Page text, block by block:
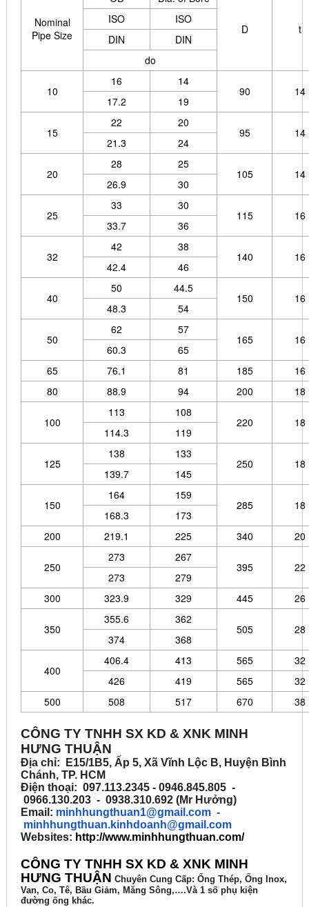
Nominal
Pipe Size
D t
ISO
ISO
DIN
DIN
do
10
16 14
90 14
17.2 19
15
22 20
95 14
21.3 24
20
28 25
105 14
26.9 30
25
33 30
115 16
33.7 36
32
42 38
140 16
42.4 46
40
50 44.5
150 16
48.3 54
50
62 57
165 16
60.3
65
65
76.1 81 185
16
80
88.9 94 200 18
100
113 108
220 18
114.3 119
125
138 133
250 18
139.7 145
150
164 159
285 18
168.3
173
200
219.1 225 340 20
250
273 267
395 22
273
279
300
323.9 329 445 26
350
355.6 362
505 28
374 368
400
406.4 413 565
32
426
419 565
32
500
508 517 670 38
CÔNG TY TNHH SX KD & XNK MINH
HƯNG THUẬN
Địa chỉ: E15/1B5, Ấp 5, Xã Vĩnh Lộc B, Huyện Bình
Chánh, TP. HCM
Điện thoại: 097.113.2345 - 0946.845.805 -
0966.130.203 - 0938.310.692 (Mr Hưởng)
Email: minhhungthuan1@gmail.com -
minhhungthuan.kinhdoanh@gmail.com
Websites: http://www.minhhungthuan.com/
CÔNG TY TNHH SX KD & XNK MINH
HƯNG THUẬN ChuyênCung Cấp: Ống Thép, Ống Inox,
Van, Co, Tê, Bầu Giảm, Măng Sông,….Và 1 số phụ kiện
đường ống khác.